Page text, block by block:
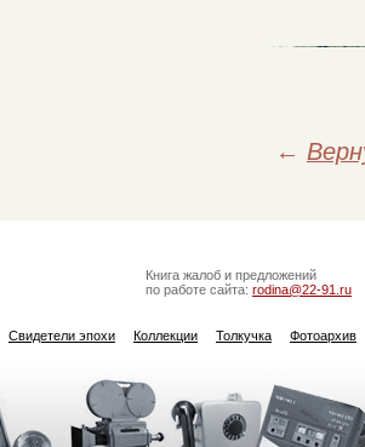
←
Книга жалоб и предложений
по работе сайта: rodina@22-91.ru
Свидетели эпохи Коллекции Толкучка Фотоархив